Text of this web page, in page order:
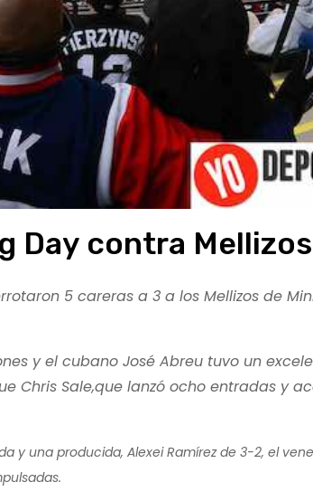
Day contra Mellizos
5 careras a 3 a los Mellizos de
y el cubano José Abreu tuvo un
Chris Sale,que lanzó ocho entradas y
una producida, Alexei Ramírez de 3-2, el